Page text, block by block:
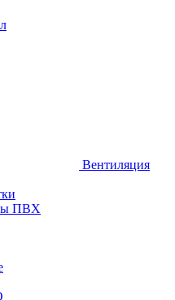
Вентиляция
ПВХ